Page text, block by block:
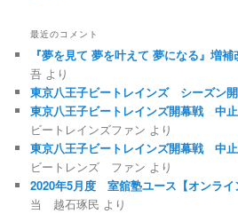
最近のコメント
『夢を見て 夢を叶えて 夢になる』増
吾 より
東京八王子ビートレインズ シーズン開
東京八王子ビートレインズ開幕戦 中
ビートレインズファン より
東京八王子ビートレインズ開幕戦 中
ビートレンズ ファン より
2020年5月度 室舘塾ユース【オンライ
当 越石琢民 より